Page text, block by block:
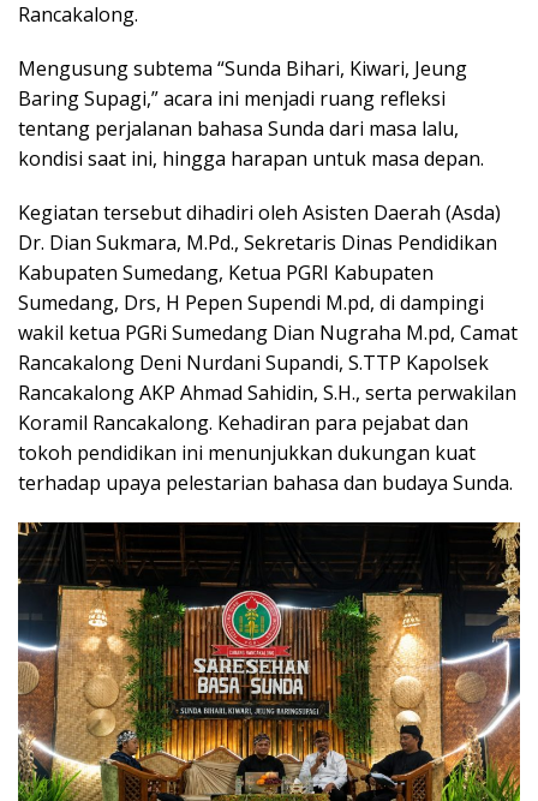
Rancakalong.
Mengusung subtema “Sunda Bihari, Kiwari, Jeung
Baring Supagi,” acara ini menjadi ruang refleksi
tentang perjalanan bahasa Sunda dari masa lalu,
kondisi saat ini, hingga harapan untuk masa depan.
Kegiatan tersebut dihadiri oleh Asisten Daerah (Asda)
Dr. Dian Sukmara, M.Pd., Sekretaris Dinas Pendidikan
Kabupaten Sumedang, Ketua PGRI Kabupaten
Sumedang, Drs, H Pepen Supendi M.pd, di dampingi
wakil ketua PGRi Sumedang Dian Nugraha M.pd, Camat
Rancakalong Deni Nurdani Supandi, S.TTP Kapolsek
Rancakalong AKP Ahmad Sahidin, S.H., serta perwakilan
Koramil Rancakalong. Kehadiran para pejabat dan
tokoh pendidikan ini menunjukkan dukungan kuat
terhadap upaya pelestarian bahasa dan budaya Sunda.